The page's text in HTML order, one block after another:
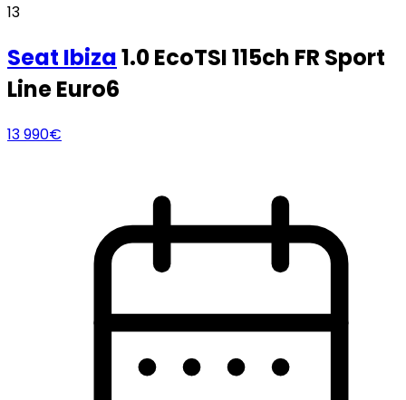
13
Seat Ibiza1.0 EcoTSI 115ch FR Sport
Line Euro6
13 990€